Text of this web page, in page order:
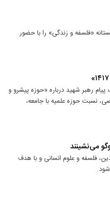
«فلسفه و زندگی» را با حضور
ابعاد مختلف پیام رهبر شهید درباره «حوزه پیشرو و
نسبت حوزه علمیه با جامعه،
می‌نشینند
فلسفه و علوم انسانی و با هدف